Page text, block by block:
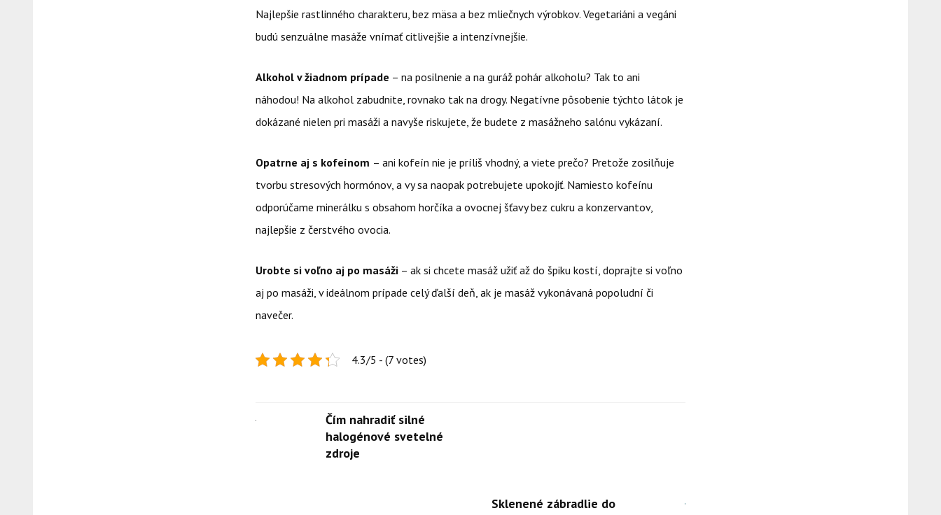
Najlepšie rastlinného charakteru, bez mäsa a bez mliečnych výrobkov. Vegetariáni a vegáni
budú senzuálne masáže vnímať citlivejšie a intenzívnejšie.
Alkohol v žiadnom prípade – na posilnenie a na guráž pohár alkoholu? Tak to ani
náhodou! Na alkohol zabudnite, rovnako tak na drogy. Negatívne pôsobenie týchto látok je
dokázané nielen pri masáži a navyše riskujete, že budete z masážneho salónu vykázaní.
Opatrne aj s kofeínom – ani kofeín nie je príliš vhodný, a viete prečo? Pretože zosilňuje
tvorbu stresových hormónov, a vy sa naopak potrebujete upokojiť. Namiesto kofeínu
odporúčame minerálku s obsahom horčíka a ovocnej šťavy bez cukru a konzervantov,
najlepšie z čerstvého ovocia.
Urobte si voľno aj po masáži – ak si chcete masáž užiť až do špiku kostí, doprajte si voľno
aj po masáži, v ideálnom prípade celý ďalší deň, ak je masáž vykonávaná popoludní či
navečer.
4.3/5 - (7 votes)
Čím nahradiť silné
halogénové svetelné
zdroje
Sklenené zábradlie do